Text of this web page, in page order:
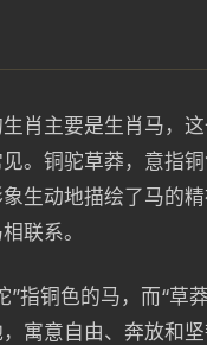
肖主要是生肖马，
。铜驼草莽，意指
生动地描绘了马的精
联系。
”指铜色的马，而“草
寓意自由、奔放和